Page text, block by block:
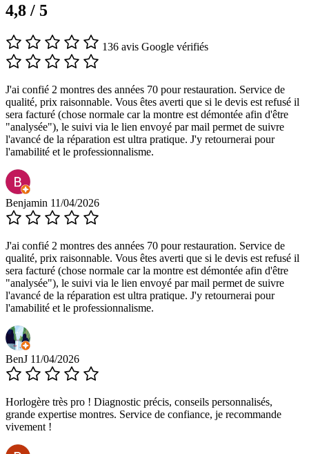
4,8 / 5
136 avis Google vérifiés
J'ai confié 2 montres des années 70 pour restauration. Service de
qualité, prix raisonnable. Vous êtes averti que si le devis est refusé il
sera facturé (chose normale car la montre est démontée afin d'être
"analysée"), le suivi via le lien envoyé par mail permet de suivre
l'avancé de la réparation est ultra pratique. J'y retournerai pour
l'amabilité et le professionnalisme.
Benjamin 11/04/2026
J'ai confié 2 montres des années 70 pour restauration. Service de
qualité, prix raisonnable. Vous êtes averti que si le devis est refusé il
sera facturé (chose normale car la montre est démontée afin d'être
"analysée"), le suivi via le lien envoyé par mail permet de suivre
l'avancé de la réparation est ultra pratique. J'y retournerai pour
l'amabilité et le professionnalisme.
BenJ 11/04/2026
Horlogère très pro ! Diagnostic précis, conseils personnalisés,
grande expertise montres. Service de confiance, je recommande
vivement !